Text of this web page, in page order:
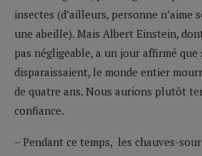
insectes (d’ailleurs, personne n’aime
une abeille). Mais Albert Einstein,
pas négligeable, a un jour affirmé que
disparaissaient, le monde entier
de quatre ans. Nous aurions plutôt
confiance.
– Pendant ce temps, les chauves-